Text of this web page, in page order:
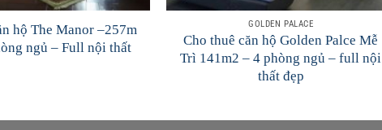
hộ The Manor –257m
ngủ – Full nội thất
GOLDEN PALACE
Cho thuê căn hộ Golden Palce Mễ
Trì 141m2 – 4 phòng ngủ – full nội
thất đẹp